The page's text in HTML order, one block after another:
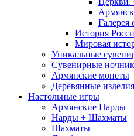
Галерея
История
Мировая
Уникальные
Сувенирные
Армянские монеты
Деревянные изделия
Настольные игры
Армянские Нарды
Нарды + Шахматы
Шахматы